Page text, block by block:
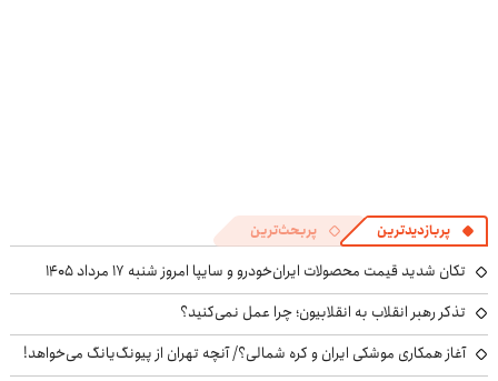
پربازدیدترین پربحث‌ترین
تکان شدید قیمت محصولات ایران‌خودرو و سایپا امروز شنبه ۱۷ مرداد ۱۴۰۵
تذکر رهبر انقلاب به انقلابیون؛ چرا عمل نمی‌کنید؟
آغاز همکاری موشکی ایران و کره شمالی؟/ آنچه تهران از پیونگ‌یانگ می‌خواهد!